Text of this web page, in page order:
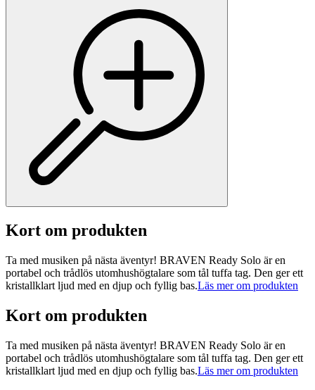
Kort om produkten
Ta med musiken på nästa äventyr! BRAVEN Ready Solo är en
portabel och trådlös utomhushögtalare som tål tuffa tag. Den ger ett
kristallklart ljud med en djup och fyllig bas.Läs mer om produkten
Kort om produkten
Ta med musiken på nästa äventyr! BRAVEN Ready Solo är en
portabel och trådlös utomhushögtalare som tål tuffa tag. Den ger ett
kristallklart ljud med en djup och fyllig bas.Läs mer om produkten